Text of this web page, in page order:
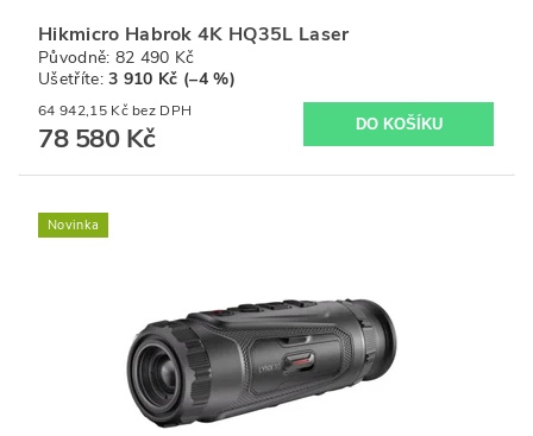
Hikmicro Habrok 4K HQ35L Laser
Původně: 82 490 Kč
Ušetříte:3 910 Kč (–4 %)
64 942,15 Kč bez DPH
78 580 Kč
Novinka